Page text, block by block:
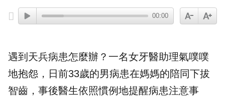
00:00
遇到天兵病患怎麼辦？一名女牙醫助理氣噗噗
地抱怨，日前33歲的男病患在媽媽的陪同下拔
智齒 ，事後醫生依照慣例地提醒病患注意事